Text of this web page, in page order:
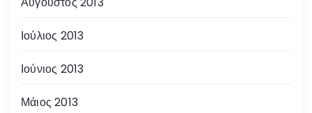
Ιούλιος 2013
Ιούνιος 2013
Μάιος 2013